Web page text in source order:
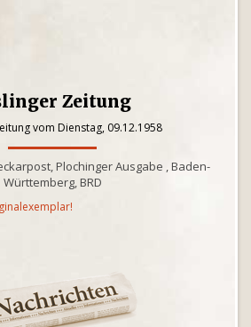
Zeitung
vom Dienstag, 09.12.1958
Plochinger Ausgabe , Baden-
Württemberg, BRD